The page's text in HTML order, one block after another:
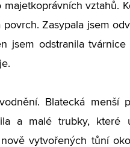
vztahů.
Zasypala jsem
jsem odstranila tvárnice
Blatecká menší
a malé trubky, které
vytvořených tůní